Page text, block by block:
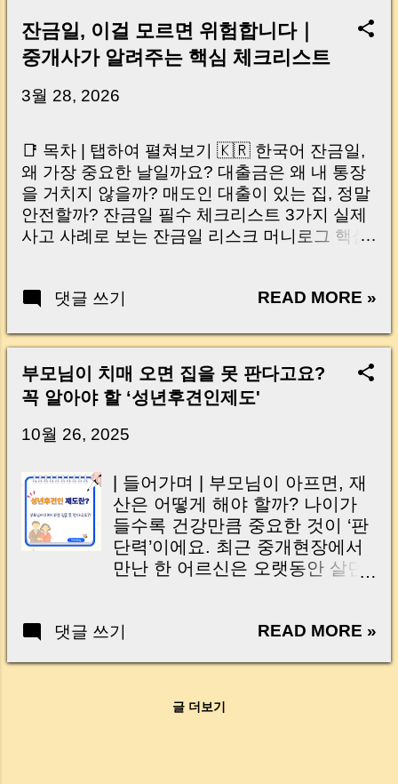
잔금일, 이걸 모르면 위험합니다｜
중개사가 알려주는 핵심 체크리스트
3월 28, 2026
📑 목차 | 탭하여 펼쳐보기 🇰🇷 한국어 잔금일,
왜 가장 중요한 날일까요? 대출금은 왜 내 통장
을 거치지 않을까? 매도인 대출이 있는 집, 정말
안전할까? 잔금일 필수 체크리스트 3가지 실제
사고 사례로 보는 잔금일 리스크 머니로그 핵심
Your Account Is It Safe If the Seller Has a
Real Risks and Mistakes to Avoid MoneyLog
Key Takeaway 혹시 이런 생각 해보신 적 있으
신가요? “잔금일… 그냥 돈 보내고 끝나는 거 아
닌가요?” 하지만 현장에서 보면 전혀 그렇지 않
습니다. 잔금일은 ‘서류 몇 장 처리하는 날’이 아
이는 가장 긴장되는 순간 입니다. 실제로 제가
중개 현장에서 겪었던 일입니다. 금요일 오후 3
시, 이체 한도에 막혀 송금이 멈췄고 그 자리에
서 계약이 무산될 뻔한 아찔한 상황이 있었습니
다. 또 어떤 분은 이렇게 말씀하십니다. “내 대출
인데 왜 내 통장으로 안 들어오죠?” “매도인이 대
사실은 ‘구조’를 몰라서 생기는 걱정입니다. 그래
서 오늘은 잔금일에 실제로 돈이 어떻게 움직이
는지, 왜 사고가 나는지, 그리고 무엇을 꼭 준비
드리겠습니다. 이 글 하나만 제대로 이해하시면,
댓글 쓰기 READ MORE »
부모님이 치매 오면 집을 못 판다고요?
꼭 알아야 할 ‘성년후견인제도'
10월 26, 2025
| 들어가며 | 부모님이 아프면, 재
산은 어떻게 해야 할까? 나이가
들수록 건강만큼 중요한 것이 ‘판
단력’이에요. 최근 중개현장에서
만난 한 어르신은 오랫동안 살던
표현이 어려워져 거래가 중단되
적으로 본인 의사 확인이 불가능
댓글 쓰기 READ MORE »
글 더보기